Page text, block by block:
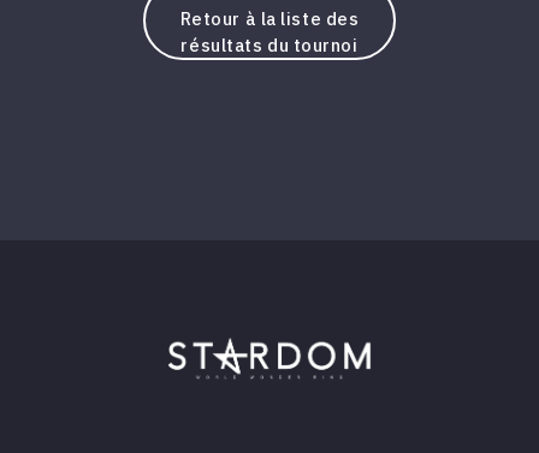
Retour à la liste des
résultats du tournoi